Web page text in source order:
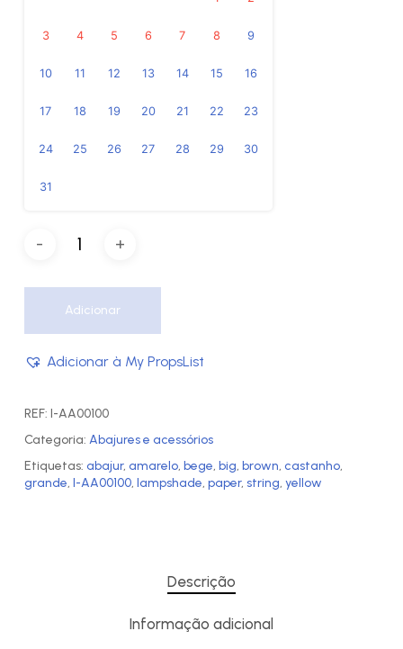
3 4 5 6 7 8 9
10 11 12 13 14 15 16
17 18 19 20 21 22 23
24 25 26 27 28 29 30
31
Adicionar
Adicionar à My PropsList
REF: I-AA00100
Categoria: Abajures e acessórios
Etiquetas: abajur, amarelo, bege, big, brown, castanho,
grande, I-AA00100, lampshade, paper, string, yellow
Descrição
Informação adicional